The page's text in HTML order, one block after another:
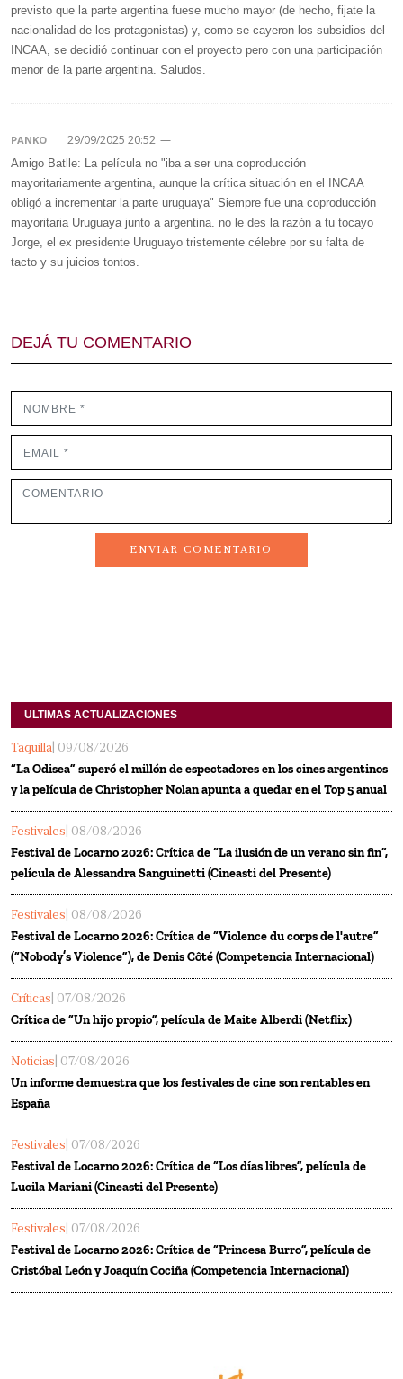
previsto que la parte argentina fuese mucho mayor (de hecho, fijate la
nacionalidad de los protagonistas) y, como se cayeron los subsidios del
INCAA, se decidió continuar con el proyecto pero con una participación
menor de la parte argentina. Saludos.
PANKO 29/09/2025 20:52 —
Amigo Batlle: La película no "iba a ser una coproducción
mayoritariamente argentina, aunque la crítica situación en el INCAA
obligó a incrementar la parte uruguaya" Siempre fue una coproducción
mayoritaria Uruguaya junto a argentina. no le des la razón a tu tocayo
Jorge, el ex presidente Uruguayo tristemente célebre por su falta de
tacto y su juicios tontos.
DEJÁ TU COMENTARIO
ENVIAR COMENTARIO
ULTIMAS ACTUALIZACIONES
Taquilla | 09/08/2026
“La Odisea” superó el millón de espectadores en los cines argentinos
y la película de Christopher Nolan apunta a quedar en el Top 5 anual
Festivales | 08/08/2026
Festival de Locarno 2026: Crítica de “La ilusión de un verano sin fin”,
película de Alessandra Sanguinetti (Cineasti del Presente)
Festivales | 08/08/2026
Festival de Locarno 2026: Crítica de “Violence du corps de l'autre”
(“Nobody’s Violence”), de Denis Côté (Competencia Internacional)
Críticas | 07/08/2026
Crítica de “Un hijo propio”, película de Maite Alberdi (Netflix)
Noticias | 07/08/2026
Un informe demuestra que los festivales de cine son rentables en
España
Festivales | 07/08/2026
Festival de Locarno 2026: Crítica de “Los días libres”, película de
Lucila Mariani (Cineasti del Presente)
Festivales | 07/08/2026
Festival de Locarno 2026: Crítica de “Princesa Burro”, película de
Cristóbal León y Joaquín Cociña (Competencia Internacional)